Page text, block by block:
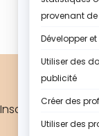
Inscris-toi à ma